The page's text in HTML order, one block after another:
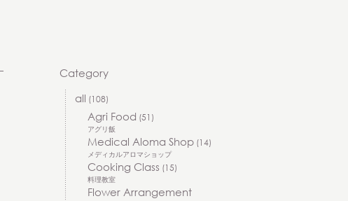
Category
all (108)
Agri Food (51)
アグリ飯
Medical Aloma Shop (14)
メディカルアロマショップ
Cooking Class (15)
料理教室
Flower Arrangement